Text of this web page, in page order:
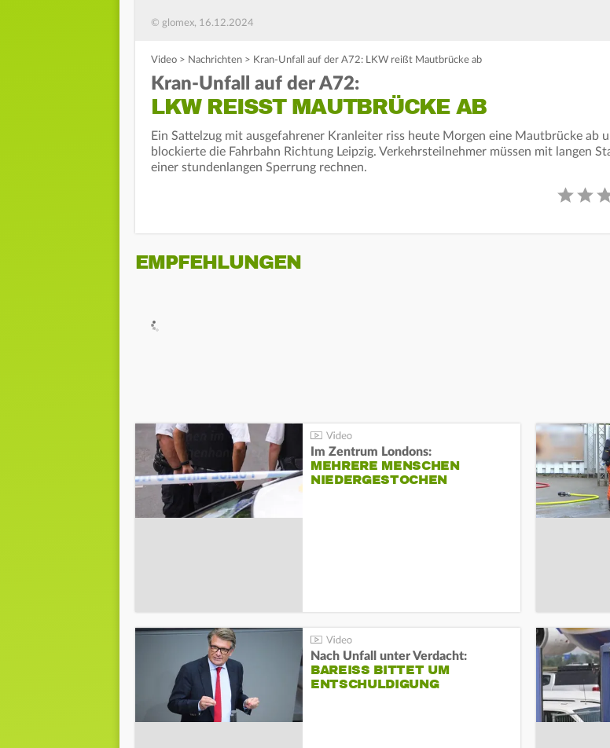
© glomex, 16.12.2024
Video > Nachrichten > Kran-Unfall auf der A72: LKW reißt Mautbrücke ab
Kran-Unfall auf der A72:
LKW REISST MAUTBRÜCKE AB
Ein Sattelzug mit ausgefahrener Kranleiter riss heute Morgen eine Mautbrücke ab
blockierte die Fahrbahn Richtung Leipzig. Verkehrsteilnehmer müssen mit langen
einer stundenlangen Sperrung rechnen.
EMPFEHLUNGEN
Im Zentrum Londons:
MEHRERE MENSCHEN
NIEDERGESTOCHEN
Nach Unfall unter Verdacht:
BAREISS BITTET UM E
NTSCHULDIGUNG